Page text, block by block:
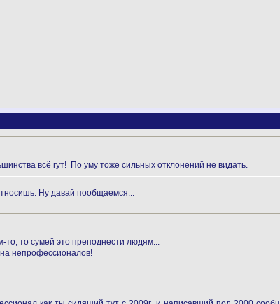
всё гут! По уму тоже сильных отклонений не видать.
Ну давай пообщаемся...
то, то сумей это преподнести людям...
непрофессионалов!